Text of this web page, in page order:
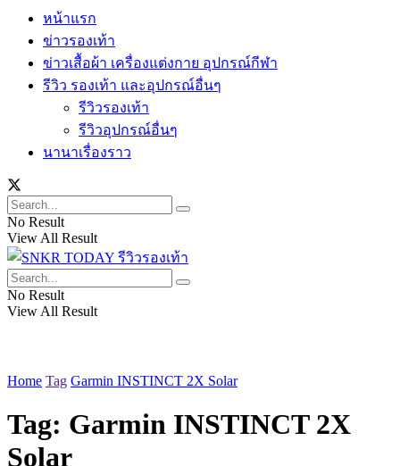
หน้าแรก
ข่าวรองเท้า
ข่าวเสื้อผ้า เครื่องแต่งกาย อุปกรณ์กีฬา
รีวิว รองเท้า และอุปกรณ์อื่นๆ
รีวิวรองเท้า
รีวิวอุปกรณ์อื่นๆ
นานาเรื่องราว
No Result
View All Result
No Result
View All Result
Home Tag Garmin INSTINCT 2X Solar
Tag: Garmin INSTINCT 2X
Solar